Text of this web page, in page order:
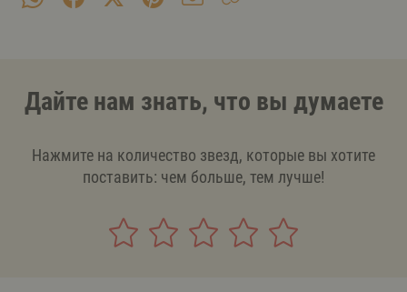
Дайте нам знать, что вы думаете
Нажмите на количество звезд, которые вы хотите
поставить: чем больше, тем лучше!